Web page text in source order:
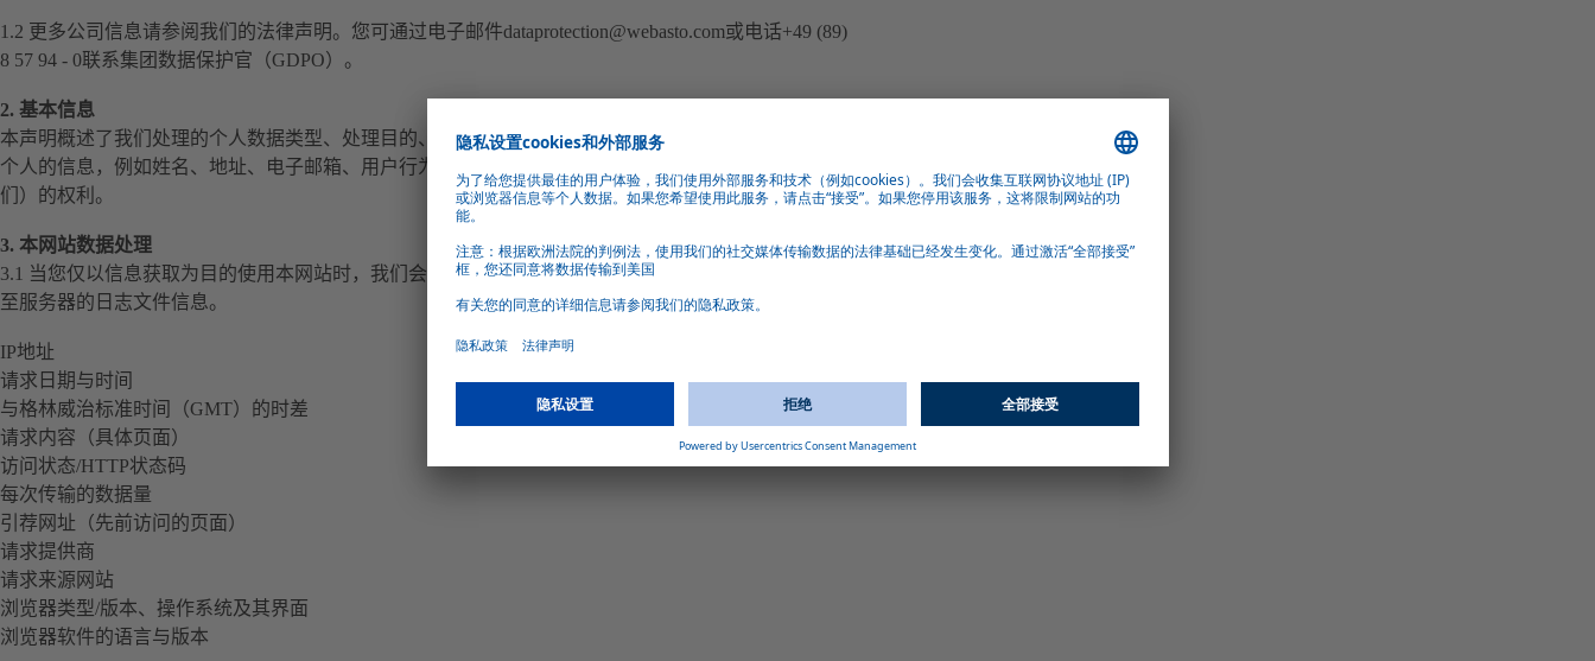
1.2 更多公司信息请参阅我们的法律声明。您可通过电子邮件dataprotection@webasto.com或电话+49 (89)
8 57 94 - 0联系集团数据保护官（GDPO）。
2. 基本信息
本声明概述了我们处理的个人数据类型、处理目的、处理范围及法律依据。个人数据指所有可关联至您
个人的信息，例如姓名、地址、电子邮箱、用户行为等。此外，我们将告知您作为数据控制者（即我
们）的权利。
3. 本网站数据处理
3.1 当您仅以信息获取为目的使用本网站时，我们会自动收集并存储您作为网站访问者通过浏览器传输
至服务器的日志文件信息。
IP地址
请求日期与时间
与格林威治标准时间（GMT）的时差
请求内容（具体页面）
访问状态/HTTP状态码
每次传输的数据量
引荐网址（先前访问的页面）
请求提供商
请求来源网站
浏览器类型/版本、操作系统及其界面
浏览器软件的语言与版本